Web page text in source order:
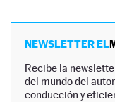
NEWSLETTER EL
Recibe la
del mundo del
conducción y